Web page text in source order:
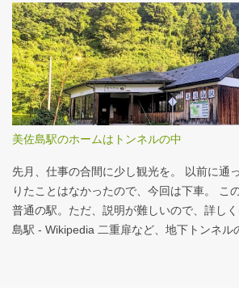
みの比較 患者の視点 解決策 なぜ「逆紹介
の働き方改革が進む中、大病院の外来負担
す。その鍵となるのが、地域の診療所へ患
介」の推進です。しかし、その取り組みに
す。このレポートでは、データに基づき現
道筋を探ります。 課題：大病院に集中する
く、外来機能の分化が進んでいない現状が
逆紹介推進の大きな背景となっています。
美佐島駅のホームはトンネルの中
先月、仕事の合間に少し観光を。 以前に通
りたことはなかったので、今回は下車。 こ
普通の駅。ただ、説明が難しいので、詳し
島駅 - Wikipedia 二重扉など、地下トンネル